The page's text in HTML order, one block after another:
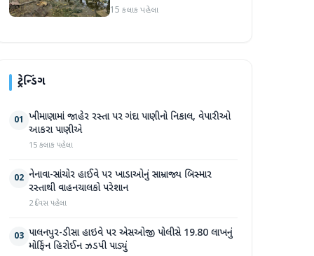
સપ્તાહમાં સેંકડો ભૂંડોના મોત
15 કલાક પહેલા
ટ્રેન્ડિંગ
01 ખીમાણામાં જાહેર રસ્તા પર ગંદા પાણીનો નિકાલ, વેપારીઓ
આકરા પાણીએ
15 કલાક પહેલા
02 નેનાવા-સાંચોર હાઈવે પર ખાડાઓનું સામ્રાજ્ય બિસ્માર
રસ્તાથી વાહનચાલકો પરેશાન
2 દિવસ પહેલા
03 પાલનપુર-ડીસા હાઇવે પર એસઓજી પોલીસે 19.80 લાખનું
મોર્ફિન હિરોઈન ઝડપી પાડ્યું